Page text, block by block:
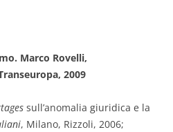
Marco Rovelli,
2009
sull’anomalia giuridica e la
, Milano, Rizzoli, 2006;